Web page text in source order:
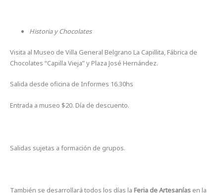
Historia y Chocolates
Visita al Museo de Villa General Belgrano La Capillita, Fábrica de
Chocolates “Capilla Vieja” y Plaza José Hernández.
Salida desde oficina de Informes 16.30hs
Entrada a museo $20. Día de descuento.
Salidas sujetas a formación de grupos.
También se desarrollará todos los días laFeria de Artesanías en la